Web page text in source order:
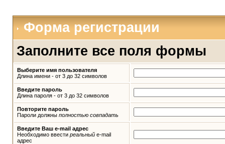
Форма регистрации
Заполните все поля формы
Выберите имя пользователя
Длина имени - от 3 до 32 символов
Введите пароль
Длина пароля - от 3 до 32 символов
Повторите пароль
Пароли должны полностью совпадать
Введите Ваш e-mail адрес
Необходимо ввести реальныйe-mail
адрес